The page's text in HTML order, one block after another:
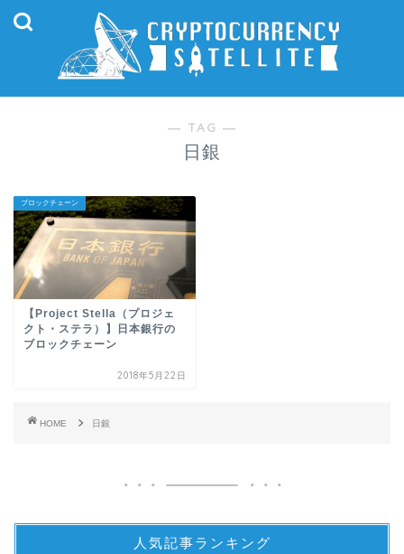
― TAG ―
日銀
ブロックチェーン
【Project Stella（プロジェ
クト・ステラ）】日本銀行の
ブロックチェーン
2018年5月22日
HOME 日銀
人気記事ランキング